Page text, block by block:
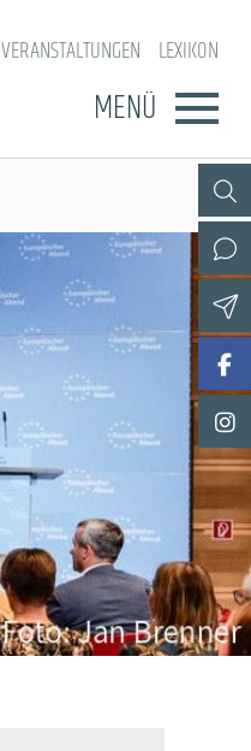
VERANSTALTUNGEN LEXIKON
MENÜ